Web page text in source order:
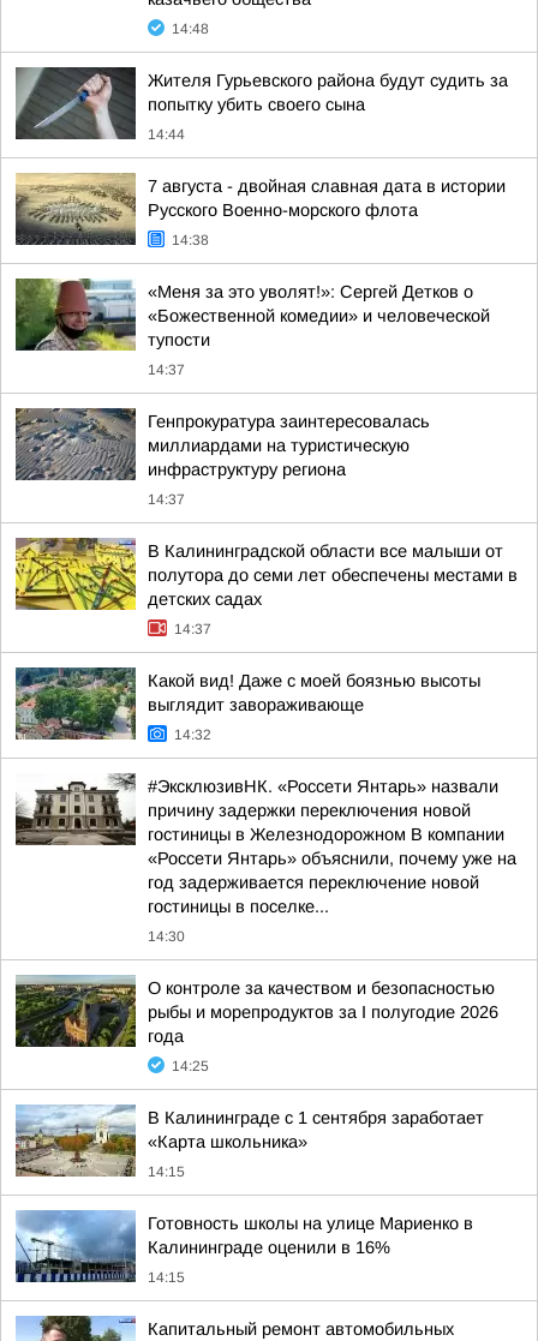
14:48
Жителя Гурьевского района будут судить за
попытку убить своего сына
14:44
7 августа - двойная славная дата в истории
Русского Военно-морского флота
14:38
«Меня за это уволят!»: Сергей Детков о
«Божественной комедии» и человеческой
тупости
14:37
Генпрокуратура заинтересовалась
миллиардами на туристическую
инфраструктуру региона
14:37
В Калининградской области все малыши от
полутора до семи лет обеспечены местами в
детских садах
14:37
Какой вид! Даже с моей боязнью высоты
выглядит завораживающе
14:32
#ЭксклюзивНК. «Россети Янтарь» назвали
причину задержки переключения новой
гостиницы в Железнодорожном В компании
«Россети Янтарь» объяснили, почему уже на
год задерживается переключение новой
гостиницы в поселке...
14:30
О контроле за качеством и безопасностью
рыбы и морепродуктов за I полугодие 2026
года
14:25
В Калининграде с 1 сентября заработает
«Карта школьника»
14:15
Готовность школы на улице Мариенко в
Калининграде оценили в 16%
14:15
Капитальный ремонт автомобильных